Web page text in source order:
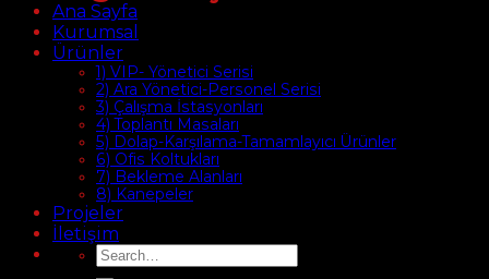
Ana Sayfa
Kurumsal
Ürünler
1) VIP- Yönetici Serisi
2) Ara Yönetici-Personel Serisi
3) Çalışma İstasyonları
4) Toplantı Masaları
5) Dolap-Karşılama-Tamamlayıcı Ürünler
6) Ofis Koltukları
7) Bekleme Alanları
8) Kanepeler
Projeler
İletişim
Search
for: